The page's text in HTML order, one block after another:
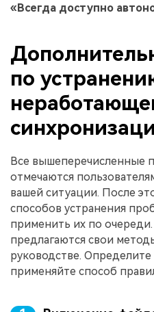
«Всегда доступно
по
Все вышеперечисленные
отмечаются
вашей ситуации. После
способов устранения
применить их по очереди.
предлагаются свои
руководстве.
применяйте способ